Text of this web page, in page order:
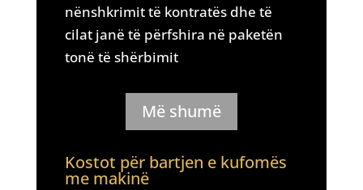
nënshkrimit të kontratës dhe të
cilat janë të përfshira në paketën
tonë të shërbimit
Më shumë
Kostot për bartjen e kufomës
me makinë